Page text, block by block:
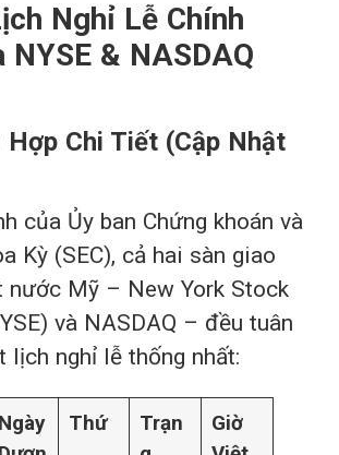
Nghỉ Lễ Chính
NYSE & NASDAQ
Hợp Chi Tiết (Cập Nhật
của Ủy ban Chứng khoán và
Kỳ (SEC), cả hai sàn giao
nước Mỹ – New York Stock
và NASDAQ – đều tuân
lịch nghỉ lễ thống nhất:
Ngày
Thứ
Trạn
Giờ